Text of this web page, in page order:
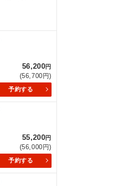
56,200円
(56,700円)
予約する
55,200円
(56,000円)
予約する